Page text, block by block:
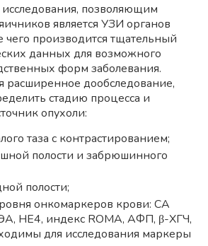
позволяющим
является УЗИ органов
чего производится тщательный
данных для возможного
форм заболевания.
расширенное дообследование,
стадию процесса и
опухоли:
таза с контрастированием;
полости и забрюшинного
полости;
онкомаркеров крови: СА
НЕ4, индекс ROMA, АФП, β-ХГЧ,
для исследования маркеры